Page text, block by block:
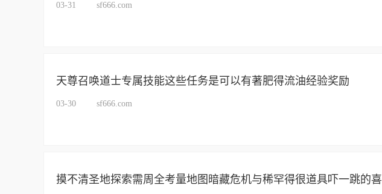
03-31
sf666.com
天尊召唤道士专属技能这些任务是可以有著肥得流油经验奖励
03-30
sf666.com
摸不清圣地探索需周全考量地图暗藏危机与稀罕得很道具吓一跳的喜